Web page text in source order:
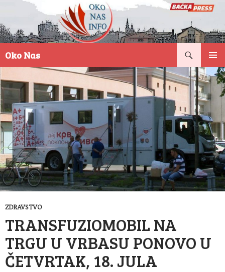
Oko Nas
SADRŽAJ
ZDRAVSTVO
TRANSFUZIOMOBIL NA
TRGU U VRBASU PONOVO U
ČETVRTAK, 18. JULA